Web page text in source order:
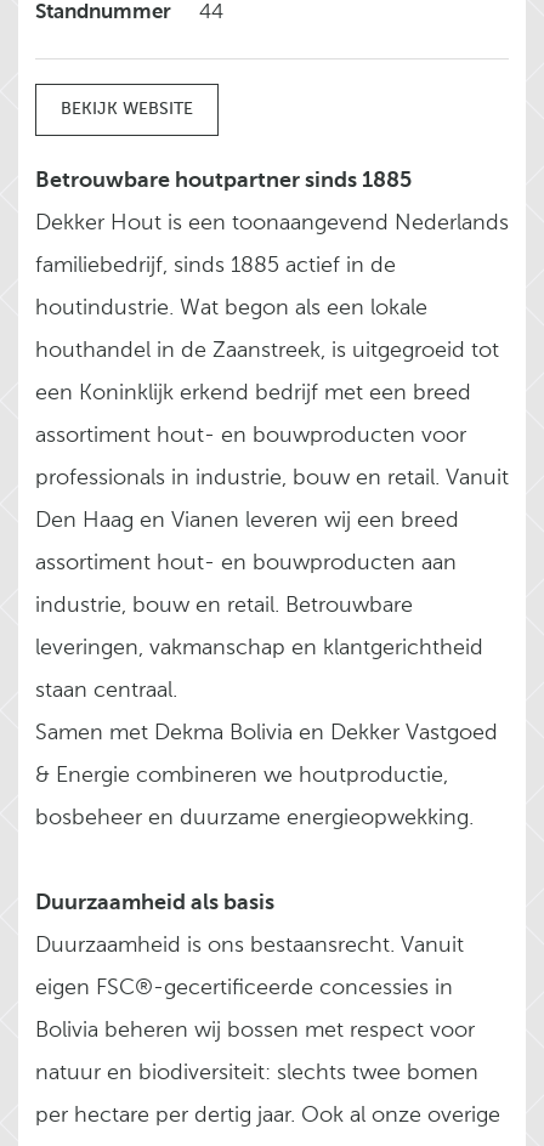
Standnummer
44
BEKIJK WEBSITE
Betrouwbare houtpartner sinds 1885
Dekker Hout is een toonaangevend Nederlands
familiebedrijf, sinds 1885 actief in de
houtindustrie. Wat begon als een lokale
houthandel in de Zaanstreek, is uitgegroeid tot
een Koninklijk erkend bedrijf met een breed
assortiment hout- en bouwproducten voor
professionals in industrie, bouw en retail. Vanuit
Den Haag en Vianen leveren wij een breed
assortiment hout- en bouwproducten aan
industrie, bouw en retail. Betrouwbare
leveringen, vakmanschap en klantgerichtheid
staan centraal.
Samen met Dekma Bolivia en Dekker Vastgoed
& Energie combineren we houtproductie,
bosbeheer en duurzame energieopwekking.
Duurzaamheid als basis
Duurzaamheid is ons bestaansrecht. Vanuit
eigen FSC®-gecertificeerde concessies in
Bolivia beheren wij bossen met respect voor
natuur en biodiversiteit: slechts twee bomen
per hectare per dertig jaar. Ook al onze overige